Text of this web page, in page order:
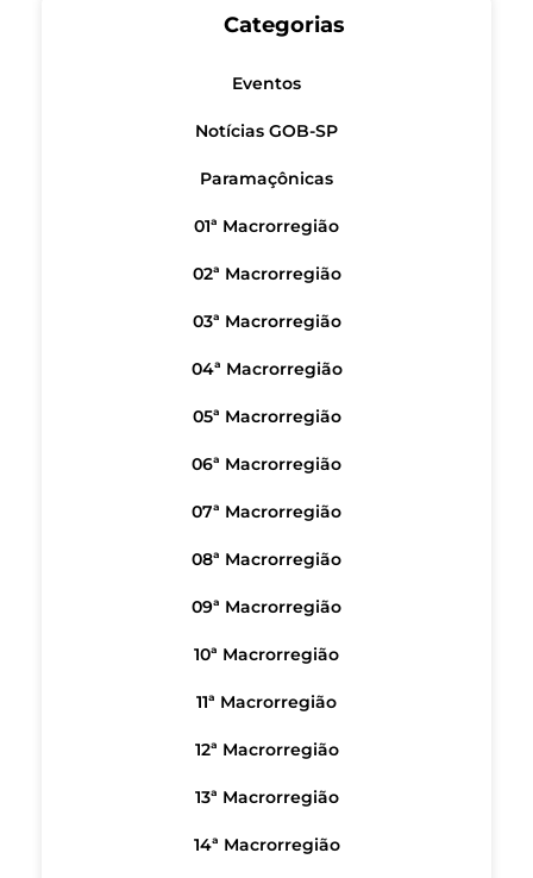
Categorias
Eventos
Notícias GOB-SP
Paramaçônicas
01ª Macrorregião
02ª Macrorregião
03ª Macrorregião
04ª Macrorregião
05ª Macrorregião
06ª Macrorregião
07ª Macrorregião
08ª Macrorregião
09ª Macrorregião
10ª Macrorregião
11ª Macrorregião
12ª Macrorregião
13ª Macrorregião
14ª Macrorregião